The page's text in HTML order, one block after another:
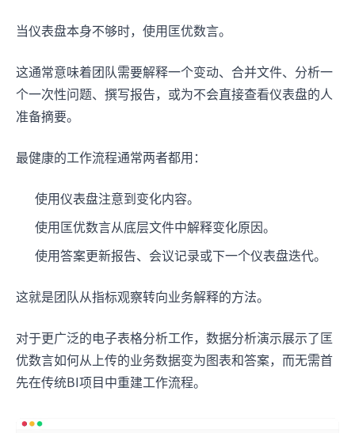
当仪表盘本身不够时，使用匡优数言。
这通常意味着团队需要解释一个变动、合并文件、分析一
个一次性问题、撰写报告，或为不会直接查看仪表盘的人
准备摘要。
最健康的工作流程通常两者都用：
使用仪表盘注意到变化内容。
使用匡优数言从底层文件中解释变化原因。
使用答案更新报告、会议记录或下一个仪表盘迭代。
这就是团队从指标观察转向业务解释的方法。
对于更广泛的电子表格分析工作，数据分析演示展示了匡
优数言如何从上传的业务数据变为图表和答案，而无需首
先在传统BI项目中重建工作流程。